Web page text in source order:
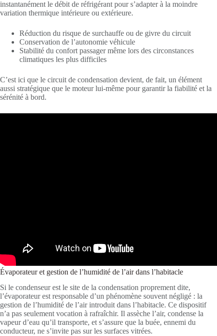
instantanément le débit de réfrigérant pour s’adapter à la moindre
variation thermique intérieure ou extérieure.
Réduction du risque de surchauffe ou de givre du circuit
Conservation de l’autonomie véhicule
Stabilité du confort passager même lors des circonstances
climatiques les plus difficiles
C’est ici que le circuit de condensation devient, de fait, un élément
aussi stratégique que le moteur lui-même pour garantir la fiabilité et la
sérénité à bord.
Évaporateur et gestion de l’humidité de l’air dans l’habitacle
Si le condenseur est le site de la condensation proprement dite,
l’évaporateur est responsable d’un phénomène souvent négligé : la
gestion de l’humidité de l’air introduit dans l’habitacle. Ce dispositif
n’a pas seulement vocation à rafraîchir. Il assèche l’air, condense la
vapeur d’eau qu’il transporte, et s’assure que la buée, ennemi du
conducteur, ne s’invite pas sur les surfaces vitrées.